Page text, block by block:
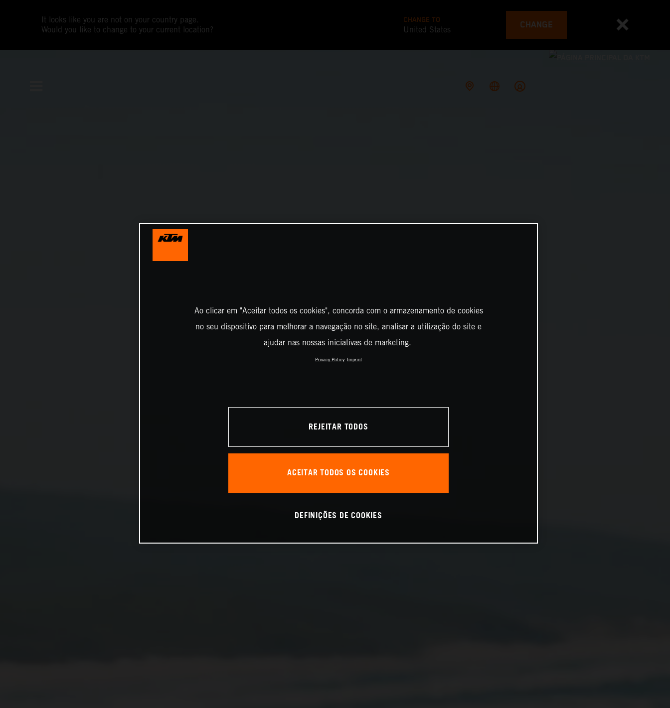
It looks like you are not on your country page.
Would you like to change to your current location?
CHANGE TO
United States CHANGE
Ao clicar em "Aceitar todos os cookies", concorda com o armazenamento de cookies
no seu dispositivo para melhorar a navegação no site, analisar a utilização do site e
ajudar nas nossas iniciativas de marketing.
Privacy Policy Imprint
REJEITAR TODOS
ACEITAR TODOS OS COOKIES
DEFINIÇÕES DE COOKIES